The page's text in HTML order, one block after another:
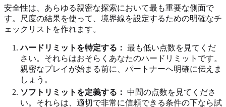
安全性は、あらゆる親密な探索において最も重要な側面で
す。尺度の結果を使って、境界線を設定するための明確なチ
ェックリストを作れます。
ハードリミットを特定する： 最も低い点数を見てくだ
さい。それらはおそらくあなたのハードリミットです。
親密なプレイが始まる前に、パートナーへ明確に伝えま
しょう。
ソフトリミットを定義する： 中間の点数を見てくださ
い。それらは、適切で非常に信頼できる条件の下なら試